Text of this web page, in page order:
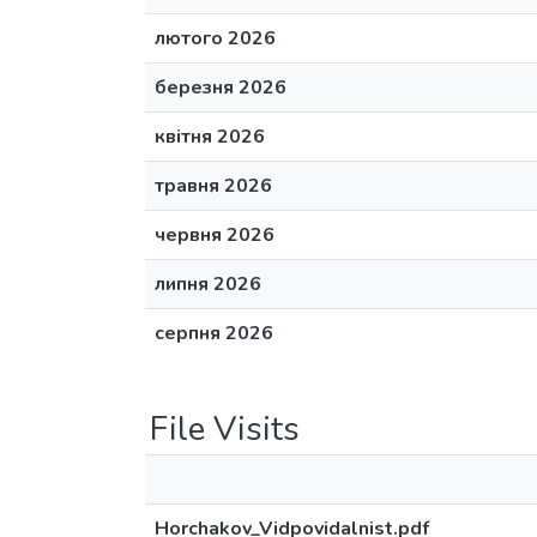
лютого 2026
березня 2026
квітня 2026
травня 2026
червня 2026
липня 2026
серпня 2026
File Visits
Horchakov_Vidpovidalnist.pdf